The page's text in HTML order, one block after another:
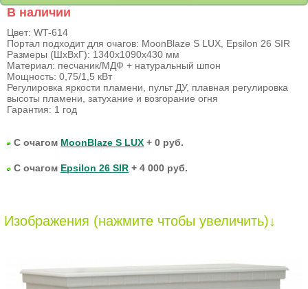
В наличии
Цвет: WT-614
Портал подходит для очагов: MoonBlaze S LUX, Epsilon 26 SIR
Размеры (ШхВхГ): 1340х1090х430 мм
Материал: песчаник/МДФ + натуральный шпон
Мощность: 0,75/1,5 кВт
Регулировка яркости пламени, пульт ДУ, плавная регулировка
высоты пламени, затухание и возгорание огня
Гарантия: 1 год
С очагом MoonBlaze S LUX + 0 руб.
С очагом Epsilon 26 SIR + 4 000 руб.
Изображения (нажмите чтобы увеличить)↓